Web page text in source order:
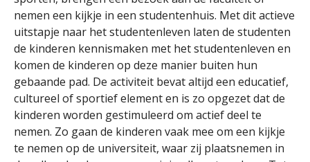
nemen een kijkje in een studentenhuis. Met dit actieve
uitstapje naar het studentenleven laten de studenten
de kinderen kennismaken met het studentenleven en
komen de kinderen op deze manier buiten hun
gebaande pad. De activiteit bevat altijd een educatief,
cultureel of sportief element en is zo opgezet dat de
kinderen worden gestimuleerd om actief deel te
nemen. Zo gaan de kinderen vaak mee om een kijkje
te nemen op de universiteit, waar zij plaatsnemen in